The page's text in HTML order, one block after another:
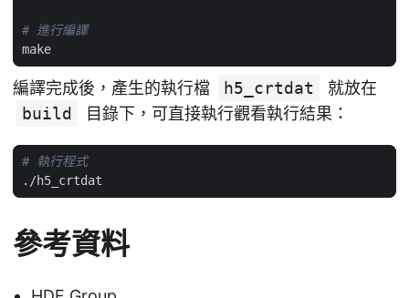
# 進行編譯
編譯完成後，產生的執行檔 h5_crtdat
就放在
build
目錄下，可直接執行觀看執行結果：
# 執行程式
參考資料